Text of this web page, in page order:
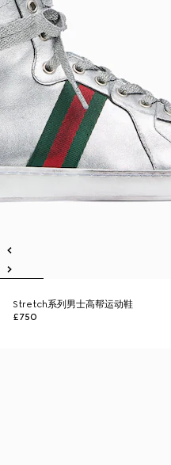
Stretch系列男士高帮运动鞋
£750